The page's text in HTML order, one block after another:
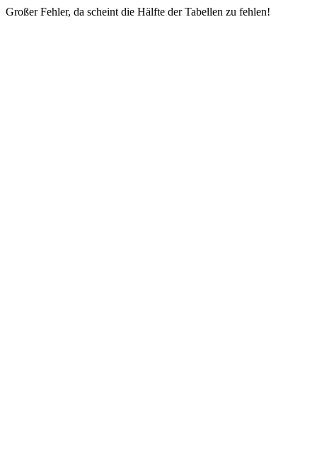
Großer Fehler, da scheint die Hälfte der Tabellen zu fehlen!